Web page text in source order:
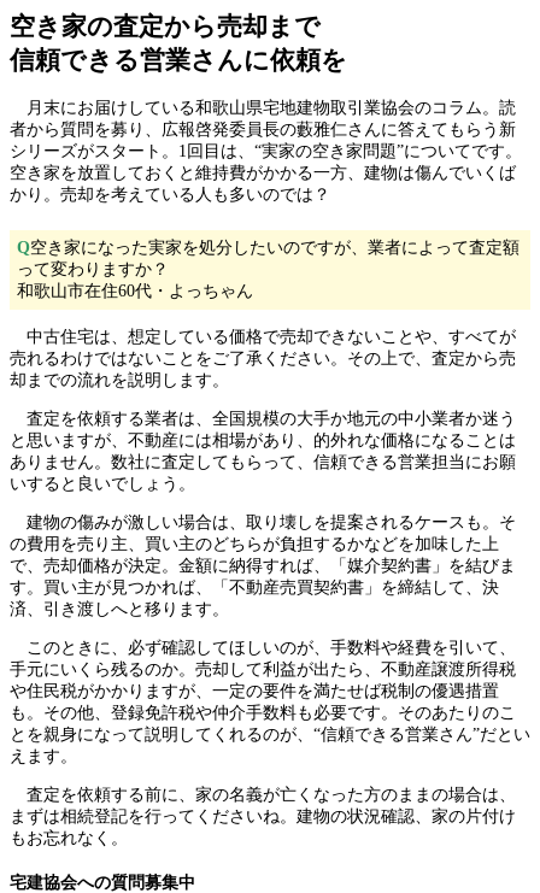
空き家の査定から売却まで
信頼できる営業さんに依頼を
月末にお届けしている和歌山県宅地建物取引業協会のコラム。読
者から質問を募り、広報啓発委員長の藪雅仁さんに答えてもらう新
シリーズがスタート。1回目は、“実家の空き家問題”についてです。
空き家を放置しておくと維持費がかかる一方、建物は傷んでいくば
かり。売却を考えている人も多いのでは？
Q空き家になった実家を処分したいのですが、業者によって査定額
って変わりますか？
和歌山市在住60代・よっちゃん
中古住宅は、想定している価格で売却できないことや、すべてが
売れるわけではないことをご了承ください。その上で、査定から売
却までの流れを説明します。
査定を依頼する業者は、全国規模の大手か地元の中小業者か迷う
と思いますが、不動産には相場があり、的外れな価格になることは
ありません。数社に査定してもらって、信頼できる営業担当にお願
いすると良いでしょう。
建物の傷みが激しい場合は、取り壊しを提案されるケースも。そ
の費用を売り主、買い主のどちらが負担するかなどを加味した上
で、売却価格が決定。金額に納得すれば、「媒介契約書」を結びま
す。買い主が見つかれば、「不動産売買契約書」を締結して、決
済、引き渡しへと移ります。
このときに、必ず確認してほしいのが、手数料や経費を引いて、
手元にいくら残るのか。売却して利益が出たら、不動産譲渡所得税
や住民税がかかりますが、一定の要件を満たせば税制の優遇措置
も。その他、登録免許税や仲介手数料も必要です。そのあたりのこ
とを親身になって説明してくれるのが、“信頼できる営業さん”だとい
えます。
査定を依頼する前に、家の名義が亡くなった方のままの場合は、
まずは相続登記を行ってくださいね。建物の状況確認、家の片付け
もお忘れなく。
宅建協会への質問募集中